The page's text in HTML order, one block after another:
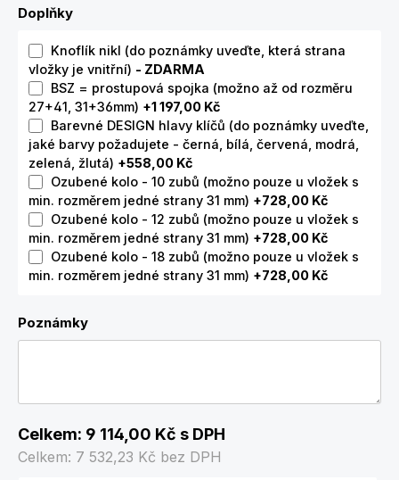
Doplňky
Knoflík nikl (do poznámky uveďte, která strana
vložky je vnitřní) - ZDARMA
BSZ = prostupová spojka (možno až od rozměru
27+41, 31+36mm) +1 197,00 Kč
Barevné DESIGN hlavy klíčů (do poznámky uveďte,
jaké barvy požadujete - černá, bílá, červená, modrá,
zelená, žlutá) +558,00 Kč
Ozubené kolo - 10 zubů (možno pouze u vložek s
min. rozměrem jedné strany 31 mm) +728,00 Kč
Ozubené kolo - 12 zubů (možno pouze u vložek s
min. rozměrem jedné strany 31 mm) +728,00 Kč
Ozubené kolo - 18 zubů (možno pouze u vložek s
min. rozměrem jedné strany 31 mm) +728,00 Kč
Poznámky
Celkem: 9 114,00 Kč s DPH
Celkem: 7 532,23 Kč bez DPH